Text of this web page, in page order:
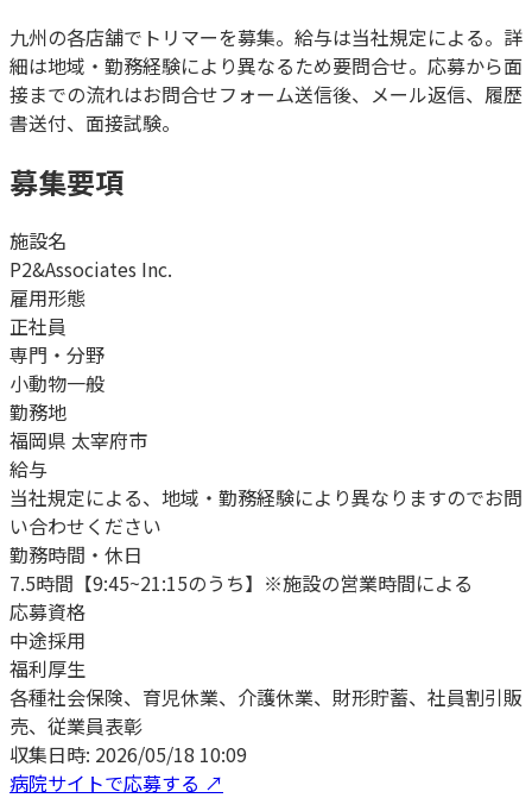
九州の各店舗でトリマーを募集。給与は当社規定による。詳
細は地域・勤務経験により異なるため要問合せ。応募から面
接までの流れはお問合せフォーム送信後、メール返信、履歴
書送付、面接試験。
募集要項
施設名
P2&Associates Inc.
雇用形態
正社員
専門・分野
小動物一般
勤務地
福岡県 太宰府市
給与
当社規定による、地域・勤務経験により異なりますのでお問
い合わせください
勤務時間・休日
7.5時間【9:45~21:15のうち】※施設の営業時間による
応募資格
中途採用
福利厚生
各種社会保険、育児休業、介護休業、財形貯蓄、社員割引販
売、従業員表彰
収集日時: 2026/05/18 10:09
病院サイトで応募する ↗